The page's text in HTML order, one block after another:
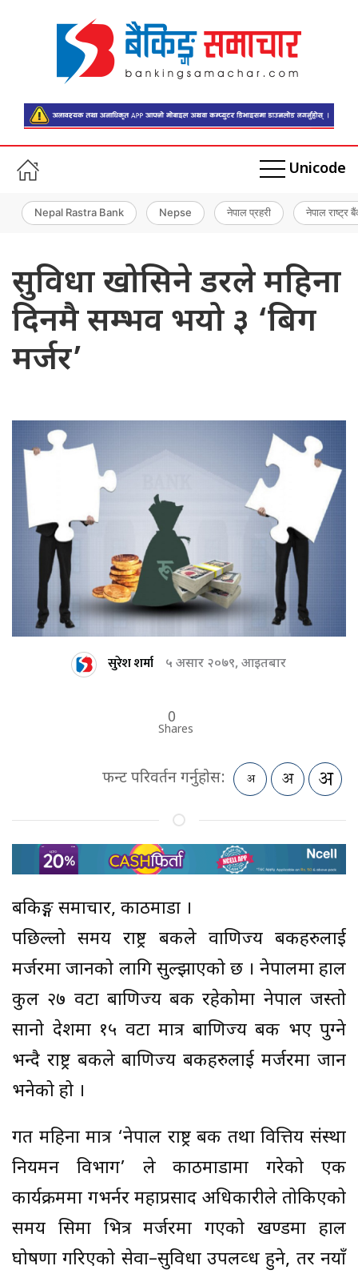
Unicode
Nepal Rastra Bank Nepse नेपाल प्रहरी नेपाल राष्ट्र
सुविधा खोसिने डरले महिना
दिनमै सम्भव भयो ३ ‘बिग
मर्जर’
सुरेश शर्मा ५ असार २०७९, आइतबार
0
Shares
फन्ट परिवर्तन गर्नुहोस:
बैंकिङ्ग समाचार, काठमाडौं ।
पछिल्लो समय राष्ट्र बैंकले वाणिज्य बैंकहरुलाई
मर्जरमा जानको लागि सुल्झाएको छ । नेपालमा हाल
कुल २७ वटा बाणिज्य बैंक रहेकोमा नेपाल जस्तो
सानो देशमा १५ वटा मात्र बाणिज्य बैंक भए पुग्ने
भन्दै राष्ट्र बैंकले बाणिज्य बैंकहरुलाई मर्जरमा जान
भनेको हो ।
गत महिना मात्र ‘नेपाल राष्ट्र बैंक तथा वित्तिय संस्था
नियमन विभाग’ ले काठमाडौंमा गरेको एक
कार्यक्रममा गभर्नर महाप्रसाद अधिकारीले तोकिएको
समय सिमा भित्र मर्जरमा गएको खण्डमा हाल
घोषणा गरिएको सेवा–सुविधा उपलव्ध हुने, तर नयाँ